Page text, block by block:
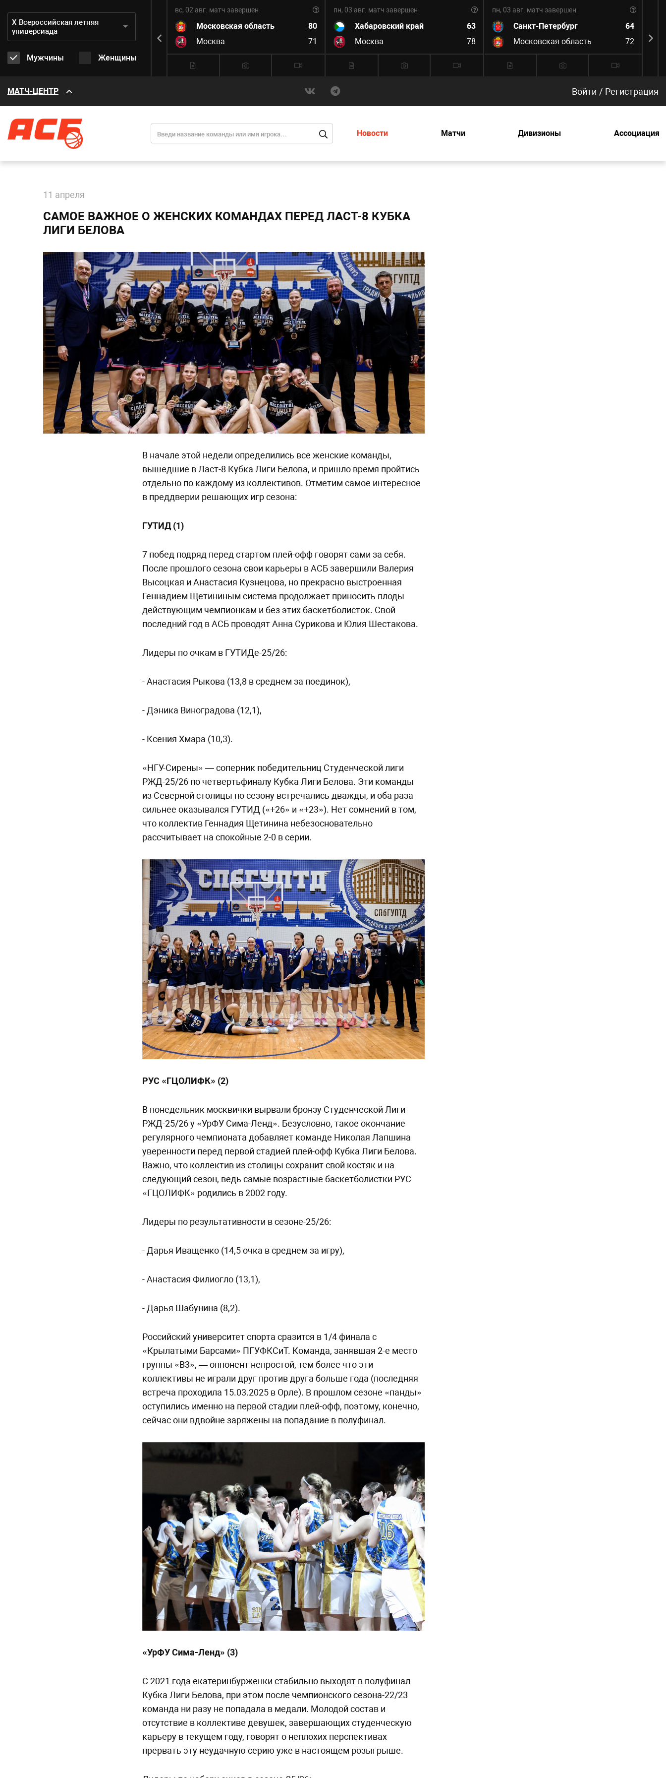
Дивизион:
Х Всероссийская летняя
универсиада
Мужчины Женщины
Хабаровский край
Санкт-Петербург
96
вс, 02 авг. матч завершен
Московская область
80
Москва
71
пн, 03 авг. матч завершен
Хабаровский край
63
Москва
78
пн, 03 авг. матч завершен
Санкт-Петербург
64
Московская область
72
МАТЧ-ЦЕНТР Войти / Регистрация
Новости Матчи Дивизионы Ассоциация
11 апреля
САМОЕ ВАЖНОЕ О ЖЕНСКИХ КОМАНДАХ ПЕРЕД ЛАСТ-8 КУБКА
ЛИГИ БЕЛОВА
В начале этой недели определились все женские команды,
вышедшие в Ласт-8 Кубка Лиги Белова, и пришло время пройтись
отдельно по каждому из коллективов. Отметим самое интересное
в преддверии решающих игр сезона:
ГУТИД (1)
7 побед подряд перед стартом плей-офф говорят сами за себя.
После прошлого сезона свои карьеры в АСБ завершили Валерия
Высоцкая и Анастасия Кузнецова, но прекрасно выстроенная
Геннадием Щетининым система продолжает приносить плоды
действующим чемпионкам и без этих баскетболисток. Свой
последний год в АСБ проводят Анна Сурикова и Юлия Шестакова.
Лидеры по очкам в ГУТИДе-25/26:
- Анастасия Рыкова (13,8 в среднем за поединок),
- Дэника Виноградова (12,1),
- Ксения Хмара (10,3).
«НГУ-Сирены» — соперник победительниц Студенческой лиги
РЖД-25/26 по четвертьфиналу Кубка Лиги Белова. Эти команды
из Северной столицы по сезону встречались дважды, и оба раза
сильнее оказывался ГУТИД («+26» и «+23»). Нет сомнений в том,
что коллектив Геннадия Щетинина небезосновательно
рассчитывает на спокойные 2-0 в серии.
РУС «ГЦОЛИФК» (2)
В понедельник москвички вырвали бронзу Студенческой Лиги
РЖД-25/26 у «УрФУ Сима-Ленд». Безусловно, такое окончание
регулярного чемпионата добавляет команде Николая Лапшина
уверенности перед первой стадией плей-офф Кубка Лиги Белова.
Важно, что коллектив из столицы сохранит свой костяк и на
следующий сезон, ведь самые возрастные баскетболистки РУС
«ГЦОЛИФК» родились в 2002 году.
Лидеры по результативности в сезоне-25/26:
- Дарья Иващенко (14,5 очка в среднем за игру),
- Анастасия Филиогло (13,1),
- Дарья Шабунина (8,2).
Российский университет спорта сразится в 1/4 финала с
«Крылатыми Барсами» ПГУФКСиТ. Команда, занявшая 2-е место
группы «В3», — оппонент непростой, тем более что эти
коллективы не играли друг против друга больше года (последняя
встреча проходила 15.03.2025 в Орле). В прошлом сезоне «панды»
оступились именно на первой стадии плей-офф, поэтому, конечно,
сейчас они вдвойне заряжены на попадание в полуфинал.
«УрФУ Сима-Ленд» (3)
С 2021 года екатеринбурженки стабильно выходят в полуфинал
Кубка Лиги Белова, при этом после чемпионского сезона-22/23
команда ни разу не попадала в медали. Молодой состав и
отсутствие в коллективе девушек, завершающих студенческую
карьеру в текущем году, говорят о неплохих перспективах
прервать эту неудачную серию уже в настоящем розыгрыше.